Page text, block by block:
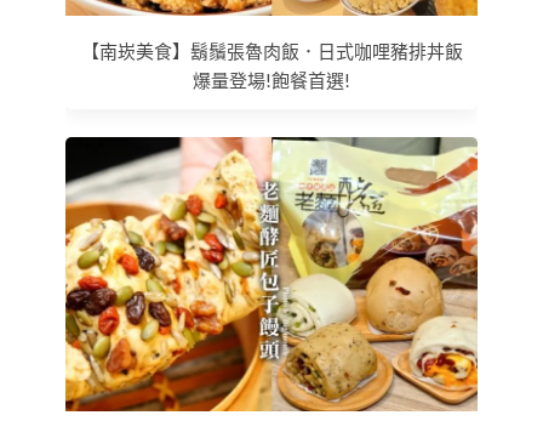
【南崁美食】鬍鬚張魯肉飯．日式咖哩豬排丼飯
爆量登場!飽餐首選!